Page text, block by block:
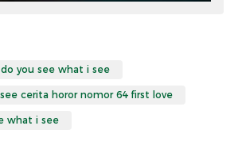
do you see what i see
cerita horor nomor 64 first love
what i see